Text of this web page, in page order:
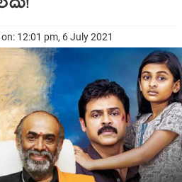
12:01 pm, 6 July 2021